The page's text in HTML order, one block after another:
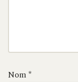
Nom*